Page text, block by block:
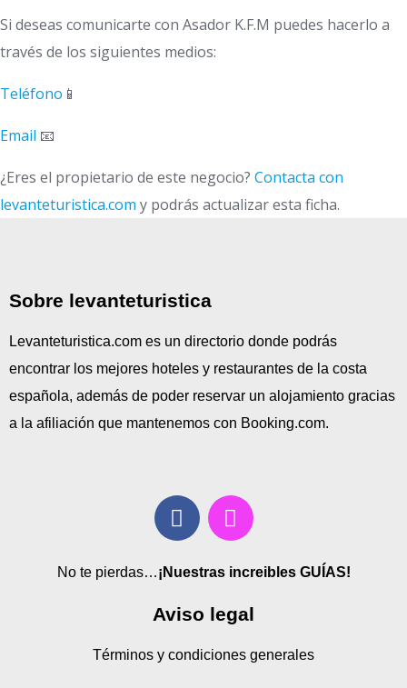
Si deseas comunicarte con Asador K.F.M puedes hacerlo a
través de los siguientes medios:
Teléfono 📱
Email 📧
¿Eres el propietario de este negocio? Contacta con
levanteturistica.com y podrás actualizar esta ficha.
Sobre levanteturistica
Levanteturistica.com es un directorio donde podrás
encontrar los mejores hoteles y restaurantes de la costa
española, además de poder reservar un alojamiento gracias
a la afiliación que mantenemos con Booking.com.
No te pierdas…¡Nuestras increibles GUÍAS!
Aviso legal
Términos y condiciones generales